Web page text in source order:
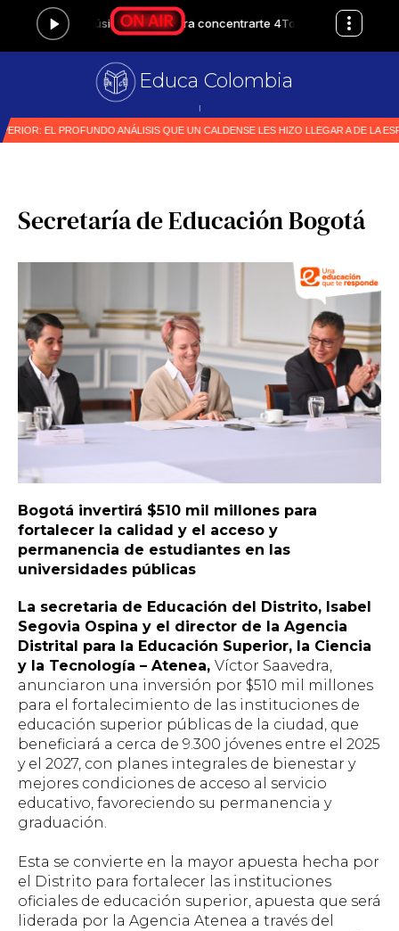
Educa Colombia
Primer
Secretaría de Educación Bogotá
Bogotá invertirá $510 mil millones para
fortalecer la calidad y el acceso y
permanencia de estudiantes en las
universidades públicas
La secretaria de Educación del Distrito, Isabel
Segovia Ospina y el director de la Agencia
Distrital para la Educación Superior, la Ciencia
y la Tecnología – Atenea, Víctor Saavedra,
anunciaron una inversión por $510 mil millones
para el fortalecimiento de las instituciones de
educación superior públicas de la ciudad, que
beneficiará a cerca de 9.300 jóvenes entre el 2025
y el 2027, con planes integrales de bienestar y
mejores condiciones de acceso al servicio
educativo, favoreciendo su permanencia y
graduación.
Esta se convierte en la mayor apuesta hecha por
el Distrito para fortalecer las instituciones
oficiales de educación superior, apuesta que será
liderada por la Agencia Atenea a través del